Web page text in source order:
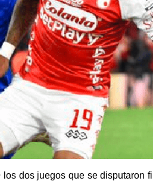
dos juegos que se disputaron